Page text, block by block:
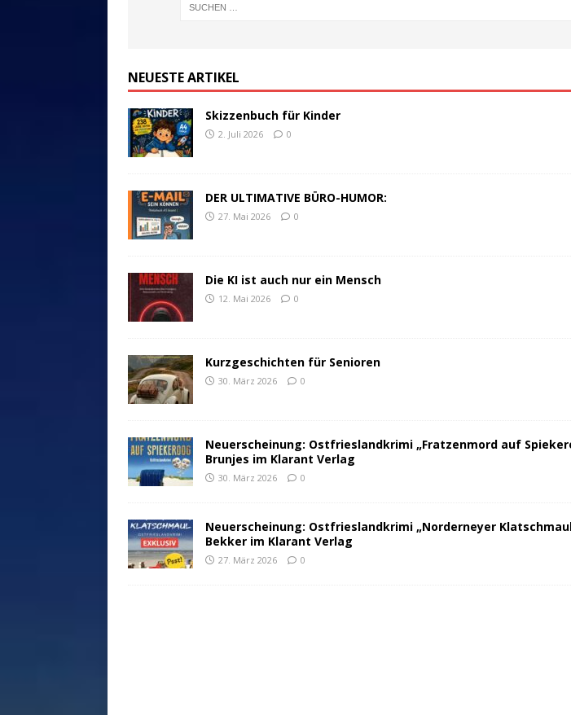
NEUESTE ARTIKEL
Skizzenbuch für Kinder
2. Juli 2026 0
DER ULTIMATIVE BÜRO-HUMOR:
27. Mai 2026 0
Die KI ist auch nur ein Mensch
12. Mai 2026 0
Kurzgeschichten für Senioren
30. März 2026 0
Neuerscheinung: Ostfrieslandkrimi „Fratzenmord auf
Brunjes im Klarant Verlag
30. März 2026 0
Neuerscheinung: Ostfrieslandkrimi „Norderneyer
Bekker im Klarant Verlag
27. März 2026 0